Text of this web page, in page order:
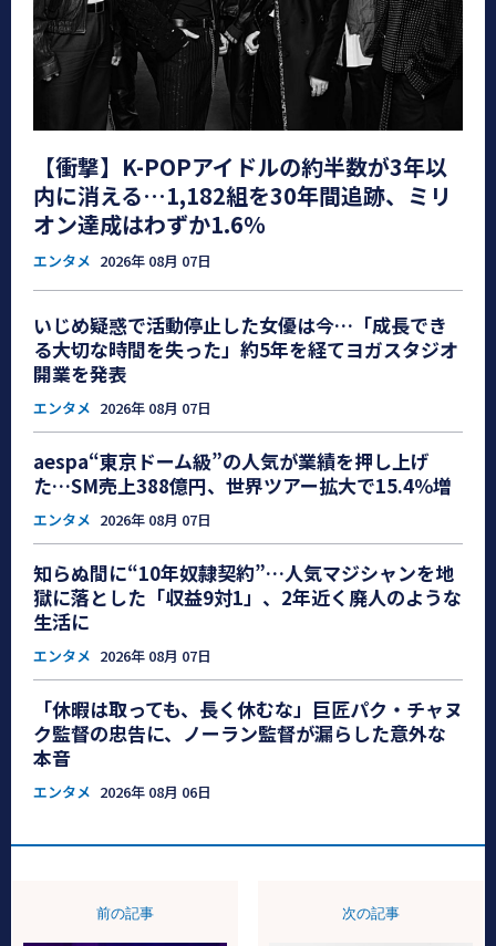
【衝撃】K-POPアイドルの約半数が3年以
内に消える…1,182組を30年間追跡、ミリ
オン達成はわずか1.6％
エンタメ 2026年 08月 07日
いじめ疑惑で活動停止した女優は今…「成長でき
る大切な時間を失った」約5年を経てヨガスタジオ
開業を発表
エンタメ 2026年 08月 07日
aespa“東京ドーム級”の人気が業績を押し上げ
た…SM売上388億円、世界ツアー拡大で15.4％増
エンタメ 2026年 08月 07日
知らぬ間に“10年奴隷契約”…人気マジシャンを地
獄に落とした「収益9対1」、2年近く廃人のような
生活に
エンタメ 2026年 08月 07日
「休暇は取っても、長く休むな」巨匠パク・チャヌ
ク監督の忠告に、ノーラン監督が漏らした意外な
本音
エンタメ 2026年 08月 06日
前の記事 次の記事